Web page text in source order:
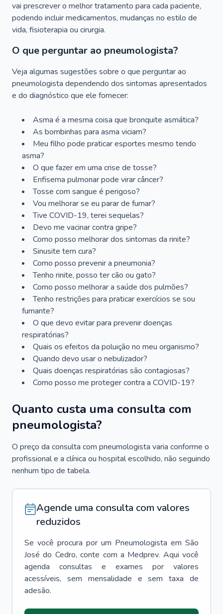
vai prescrever o melhor tratamento para cada paciente,
podendo incluir medicamentos, mudanças no estilo de
vida, fisioterapia ou cirurgia.
O que perguntar ao pneumologista?
Veja algumas sugestões sobre o que perguntar ao
pneumologista dependendo dos sintomas apresentados
e do diagnóstico que ele fornecer:
Asma é a mesma coisa que bronquite asmática?
As bombinhas para asma viciam?
Meu filho pode praticar esportes mesmo tendo
asma?
O que fazer em uma crise de tosse?
Enfisema pulmonar pode virar câncer?
Tosse com sangue é perigoso?
Vou melhorar se eu parar de fumar?
Tive COVID-19, terei sequelas?
Devo me vacinar contra gripe?
Como posso melhorar dos sintomas da rinite?
Sinusite tem cura?
Como posso prevenir a pneumonia?
Tenho rinite, posso ter cão ou gato?
Como posso melhorar a saúde dos pulmões?
Tenho restrições para praticar exercícios se sou
fumante?
O que devo evitar para prevenir doenças
respiratórias?
Quais os efeitos da poluição no meu organismo?
Quando devo usar o nebulizador?
Quais doenças respiratórias são contagiosas?
Como posso me proteger contra a COVID-19?
Quanto custa uma consulta com
pneumologista?
O preço da consulta com pneumologista varia conforme o
profissional e a clínica ou hospital escolhido, não seguindo
nenhum tipo de tabela.
Agende uma consulta com valores
reduzidos
Se você procura por um Pneumologista em São
José do Cedro, conte com a Medprev. Aqui você
agenda consultas e exames por valores
acessíveis, sem mensalidade e sem taxa de
adesão.